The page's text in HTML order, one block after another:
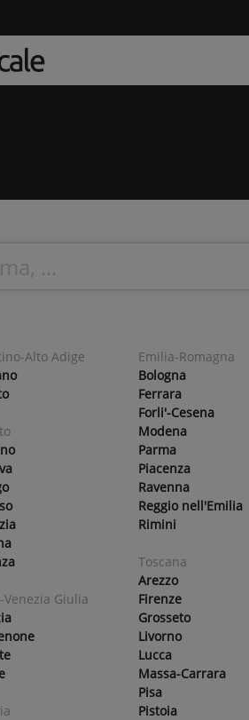
Alto Adige
Venezia Giulia
Emilia-Romagna
Bologna
Ferrara
Forli'-Cesena
Modena
Parma
Piacenza
Ravenna
Reggio nell'Emilia
Rimini
Toscana
Arezzo
Firenze
Grosseto
Livorno
Lucca
Massa-Carrara
Pisa
Pistoia